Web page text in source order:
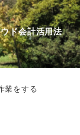
ード会計活用法
業をする